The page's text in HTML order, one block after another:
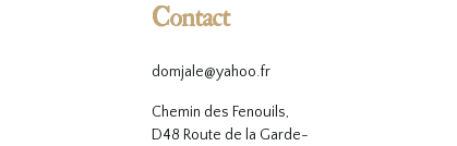
Contact
domjale@yahoo.fr
Chemin des Fenouils,
D48 Route de la Garde-